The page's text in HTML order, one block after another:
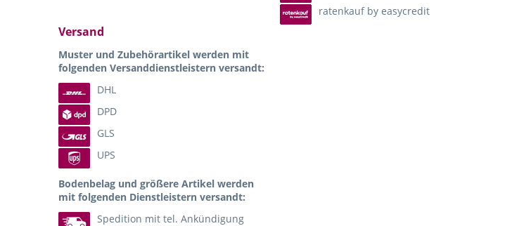
Versand
Muster und Zubehörartikel werden mit
folgenden Versanddienstleistern versandt:
DHL
DPD
GLS
UPS
Bodenbelag und größere Artikel werden
mit folgenden Dienstleistern versandt:
Spedition mit tel. Ankündigung
ratenkauf by easycredit